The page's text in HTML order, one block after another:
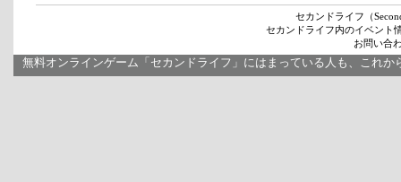
セカンドライフ（
セカンドライフ内のイベント
お問い合
無料オンラインゲーム「セカンドライフ」にはまっている人も、これ